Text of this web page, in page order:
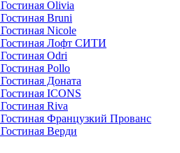
Гостиная Olivia
Гостиная Bruni
Гостиная Nicole
Гостиная Лофт СИТИ
Гостиная Odri
Гостиная Pollo
Гостиная Доната
Гостиная ICONS
Гостиная Riva
Гостиная Французкий Прованс
Гостиная Верди